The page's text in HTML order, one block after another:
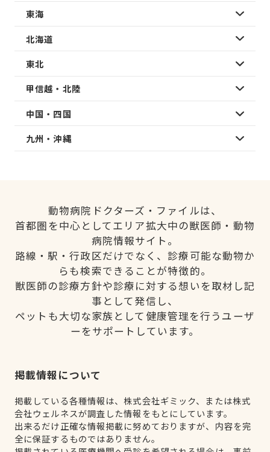
東海
北海道
東北
甲信越・北陸
中国・四国
九州・沖縄
動物病院ドクターズ・ファイルは、
首都圏を中心としてエリア拡大中の獣医師・動物
病院情報サイト。
路線・駅・行政区だけでなく、診療可能な動物か
らも検索できることが特徴的。
獣医師の診療方針や診療に対する想いを取材し記
事として発信し、
ペットも大切な家族として健康管理を行うユーザ
ーをサポートしています。
掲載情報について
掲載している各種情報は、株式会社ギミック、または株式
会社ウェルネスが調査した情報をもとにしています。
出来るだけ正確な情報掲載に努めておりますが、内容を完
全に保証するものではありません。